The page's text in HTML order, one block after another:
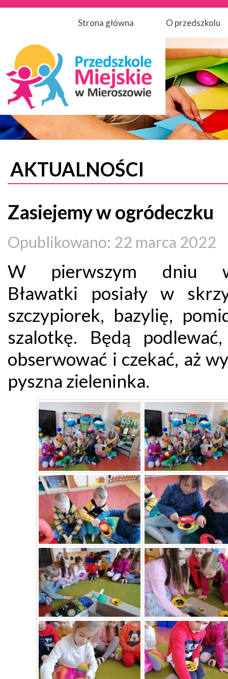
Strona główna O przedszkolu
AKTUALNOŚCI
Zasiejemy w ogródeczku
Opublikowano: 22 marca 2022
W pierwszym dniu
Bławatki posiały w
szczypiorek, bazylię,
szalotkę. Będą
obserwować i czekać, aż
pyszna zieleninka.